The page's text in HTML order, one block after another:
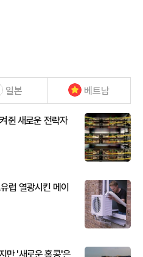
일본 베트남
쥔 새로운 전략자
럽 열광시킨 메이
만 '새로운 홍콩'은